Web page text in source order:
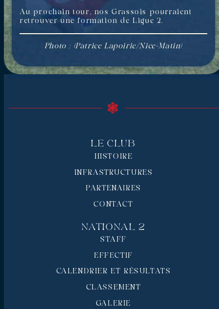
Au prochain tour, nos Grassois pourraient
retrouver une formation de Ligue 2.
Photo : (Patrice Lapoirie/Nice-Matin)
Le Club
HISTOIRE
INFRASTRUCTURES
PARTENAIRES
CONTACT
National 2
STAFF
EFFECTIF
CALENDRIER ET RÉSULTATS
CLASSEMENT
GALERIE